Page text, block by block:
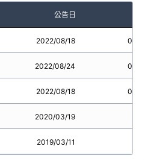
公告日
2022/08/18
2022/08/24
2022/08/18
2020/03/19
2019/03/11